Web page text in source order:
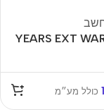
3 YEARS EXT
כולל מע״מ